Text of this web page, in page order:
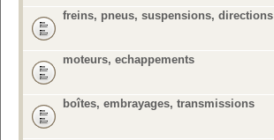
freins, pneus, suspensions, directions
moteurs, echappements
boîtes, embrayages, transmissions